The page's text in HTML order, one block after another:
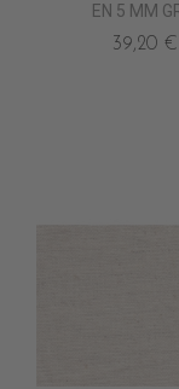
EN 5 MM
39,20 €